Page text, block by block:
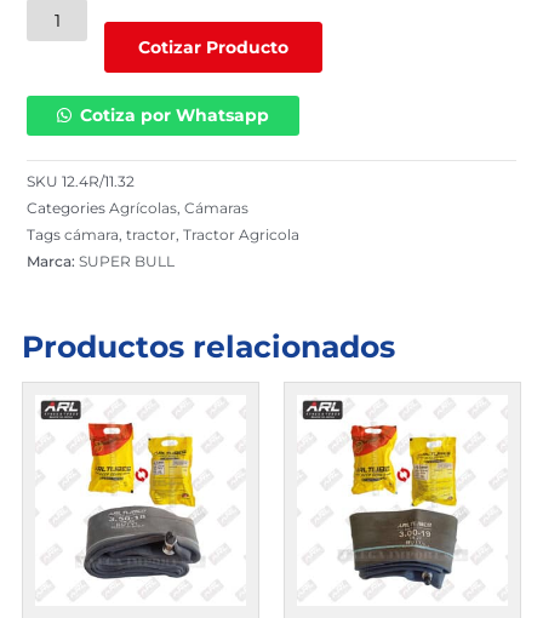
Cámara
Agrícola
12.4R/11.32
para
Tractor/Tractor
|
12.4R/11.32
cantidad
Cotizar Producto
Cotiza por Whatsapp
SKU12.4R/11.32
Categories Agrícolas,Cámaras
Tags cámara,tractor,Tractor Agricola
Marca:SUPER BULL
Productos relacionados